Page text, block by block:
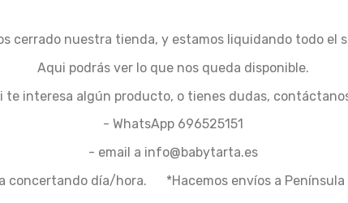
cerrado nuestra tienda, y estamos liquidando todo el
Aqui podrás ver lo que nos queda disponible.
te interesa algún producto, o tienes dudas,
- WhatsApp 696525151
- email a info@babytarta.es
concertando día/hora. *Hacemos envíos a Península